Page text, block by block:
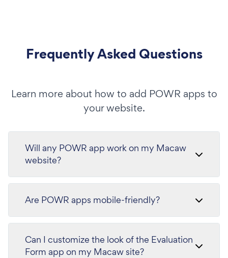
Frequently Asked Questions
Learn more about how to add POWR apps to
your website.
Will any POWR app work on my Macaw
website?
Are POWR apps mobile-friendly?
Can I customize the look of the Evaluation
Form app on my Macaw site?